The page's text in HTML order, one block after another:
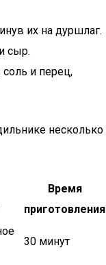
их на дуршлаг.
сыр.
соль и перец,
несколько
Время
приготовления
30 минут